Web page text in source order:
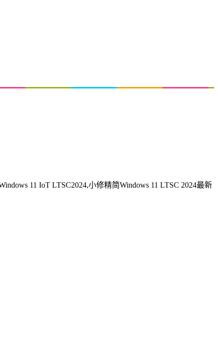
11 IoT LTSC2024,小修精简Windows 11 LTSC 2024最新